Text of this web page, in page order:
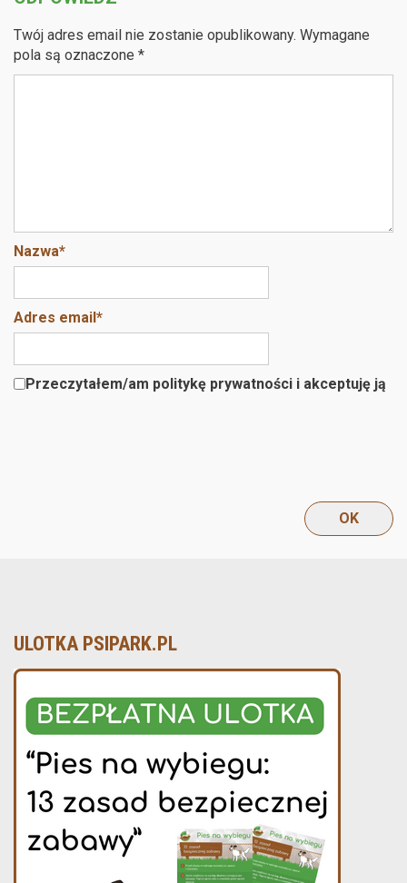
Twój adres email nie zostanie opublikowany. Wymagane
pola są oznaczone *
Nazwa*
Adres email*
Przeczytałem/am politykę prywatności i akceptuję ją
ULOTKA PSIPARK.PL